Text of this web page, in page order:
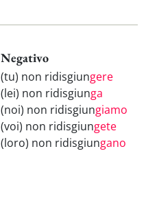
Negativo
(tu) non ridisgiungere
(lei) non ridisgiunga
(noi) non ridisgiungiamo
(voi) non ridisgiungete
(loro) non ridisgiungano